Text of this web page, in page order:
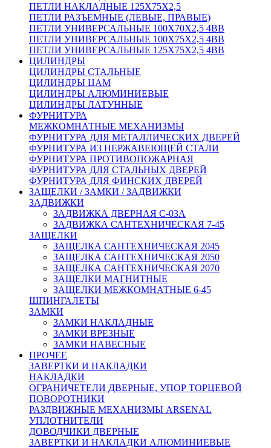
ПЕТЛИ НАКЛАДНЫЕ 125Х75Х2,5
ПЕТЛИ РАЗЪЕМНЫЕ (ЛЕВЫЕ, ПРАВЫЕ)
ПЕТЛИ УНИВЕРСАЛЬНЫЕ 100Х70Х2,5 4BB
ПЕТЛИ УНИВЕРСАЛЬНЫЕ 100Х75Х2,5 4BB
ПЕТЛИ УНИВЕРСАЛЬНЫЕ 125Х75Х2,5 4BB
ЦИЛИНДРЫ
ЦИЛИНДРЫ СТАЛЬНЫЕ
ЦИЛИНДРЫ ЦАМ
ЦИЛИНДРЫ АЛЮМИНИЕВЫЕ
ЦИЛИНДРЫ ЛАТУННЫЕ
ФУРНИТУРА
МЕЖКОМНАТНЫЕ МЕХАНИЗМЫ
ФУРНИТУРА ДЛЯ МЕТАЛЛИЧЕСКИХ ДВЕРЕЙ
ФУРНИТУРА ИЗ НЕРЖАВЕЮЩЕЙ СТАЛИ
ФУРНИТУРА ПРОТИВОПОЖАРНАЯ
ФУРНИТУРА ДЛЯ СТАЛЬНЫХ ДВЕРЕЙ
ФУРНИТУРА ДЛЯ ФИНСКИХ ДВЕРЕЙ
ЗАЩЕЛКИ / ЗАМКИ / ЗАДВИЖКИ
ЗАДВИЖКИ
ЗАДВИЖКА ДВЕРНАЯ C-03A
ЗАДВИЖКА САНТЕХНИЧЕСКАЯ 7-45
ЗАЩЕЛКИ
ЗАЩЕЛКА САНТЕХНИЧЕСКАЯ 2045
ЗАЩЕЛКА САНТЕХНИЧЕСКАЯ 2050
ЗАЩЕЛКА САНТЕХНИЧЕСКАЯ 2070
ЗАЩЕЛКИ МАГНИТНЫЕ
ЗАЩЕЛКИ МЕЖКОМНАТНЫЕ 6-45
ШПИНГАЛЕТЫ
ЗАМКИ
ЗАМКИ НАКЛАДНЫЕ
ЗАМКИ ВРЕЗНЫЕ
ЗАМКИ НАВЕСНЫЕ
ПРОЧЕЕ
ЗАВЕРТКИ И НАКЛАДКИ
НАКЛАДКИ
ОГРАНИЧЕТЕЛИ ДВЕРНЫЕ, УПОР ТОРЦЕВОЙ
ПОВОРОТНИКИ
РАЗДВИЖНЫЕ МЕХАНИЗМЫ ARSENAL
УПЛОТНИТЕЛИ
ДОВОДЧИКИ ДВЕРНЫЕ
ЗАВЕРТКИ И НАКЛАДКИ АЛЮМИНИЕВЫЕ